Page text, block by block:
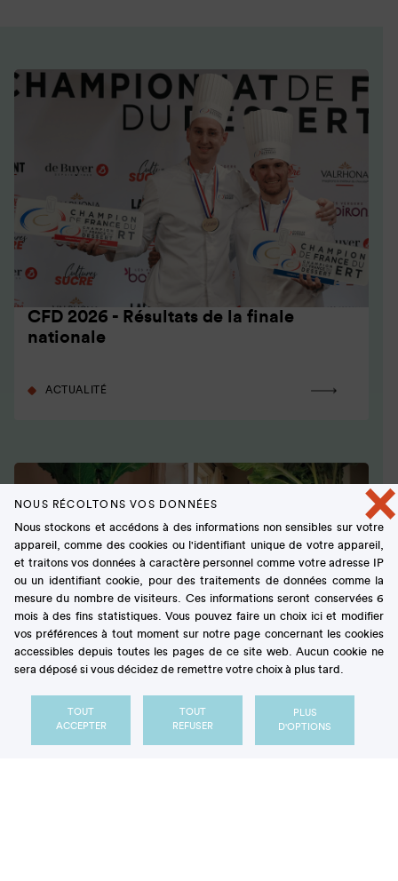
CFD 2026 - Résultats de la finale
nationale
ACTUALITÉ
Quand les betteraves rêvent de
devenir de délicieuses douceurs
×
NOUS RÉCOLTONS VOS DONNÉES
Nous stockons et accédons à des informations non sensibles sur votre
appareil, comme des cookies ou l'identifiant unique de votre appareil,
et traitons vos données à caractère personnel comme votre adresse IP
ou un identifiant cookie, pour des traitements de données comme la
mesure du nombre de visiteurs. Ces informations seront conservées 6
mois à des fins statistiques. Vous pouvez faire un choix ici et modifier
vos préférences à tout moment sur notre page concernant les cookies
accessibles depuis toutes les pages de ce site web. Aucun cookie ne
sera déposé si vous décidez de remettre votre choix à plus tard.
TOUT
ACCEPTER
TOUT
REFUSER
PLUS
D'OPTIONS